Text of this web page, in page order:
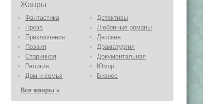
Жанры
Фантастика
Детективы
Проза
Любовные романы
Приключения
Детские
Поэзия
Драматургия
Старинная
Документальная
Религия
Юмор
Дом и семья
Бизнес
Все жанры »